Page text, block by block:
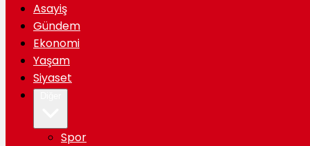
Asayiş
Gündem
Ekonomi
Yaşam
Siyaset
Spor